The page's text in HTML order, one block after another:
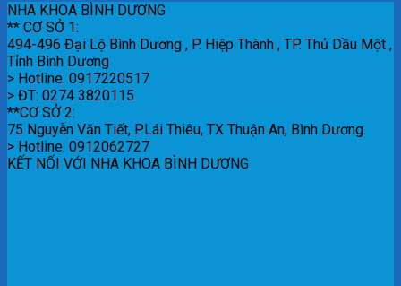
NHA KHOA BÌNH DƯƠNG
** CƠ SỞ 1:
494-496 Đại Lộ Bình Dương , P. Hiệp Thành , TP. Thủ Dầu Một ,
Tỉnh Bình Dương
> Hotline: 0917220517
> ĐT: 0274 3820115
**CƠ SỞ 2:
75 Nguyễn Văn Tiết, P.Lái Thiêu, TX Thuận An, Bình Dương.
> Hotline: 0912062727
KẾT NỐI VỚI NHA KHOA BÌNH DƯƠNG